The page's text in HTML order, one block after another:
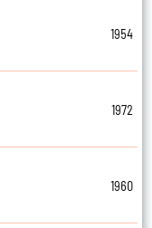
1954
1972
1960